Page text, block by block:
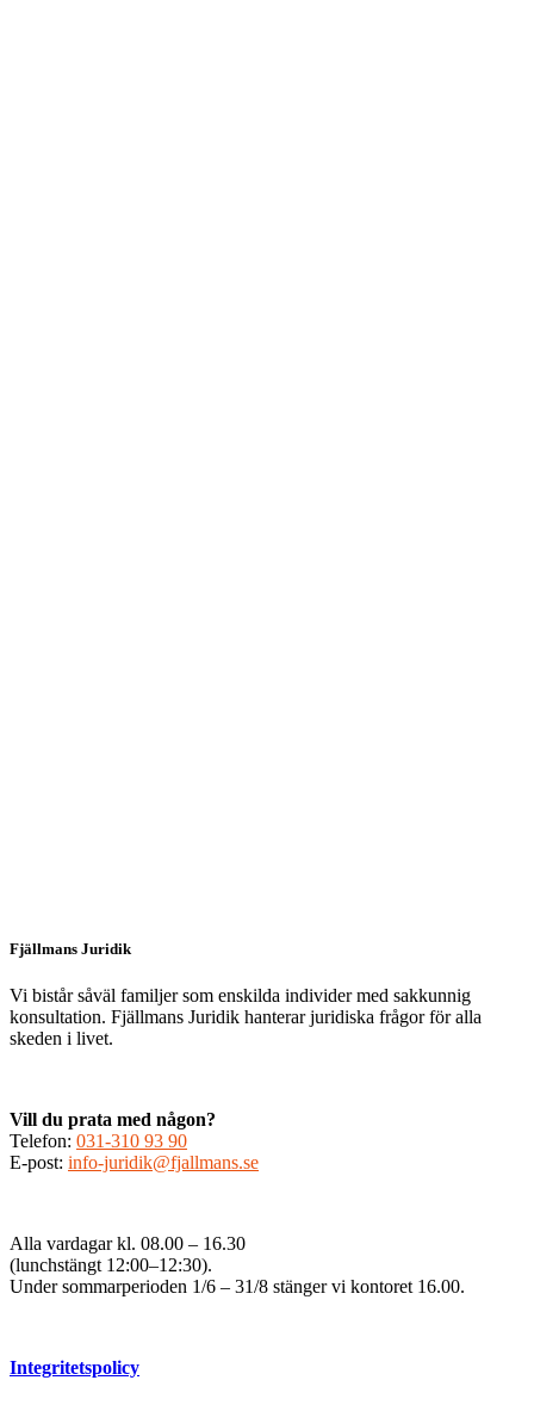
Fjällmans Juridik
Vi bistår såväl familjer som enskilda individer med sakkunnig
konsultation. Fjällmans Juridik hanterar juridiska frågor för alla
skeden i livet.
Vill du prata med någon?
Telefon: 031-310 93 90
E-post: info-juridik@fjallmans.se
Alla vardagar kl. 08.00 – 16.30
(lunchstängt 12:00–12:30).
Under sommarperioden 1/6 – 31/8 stänger vi kontoret 16.00.
Integritetspolicy